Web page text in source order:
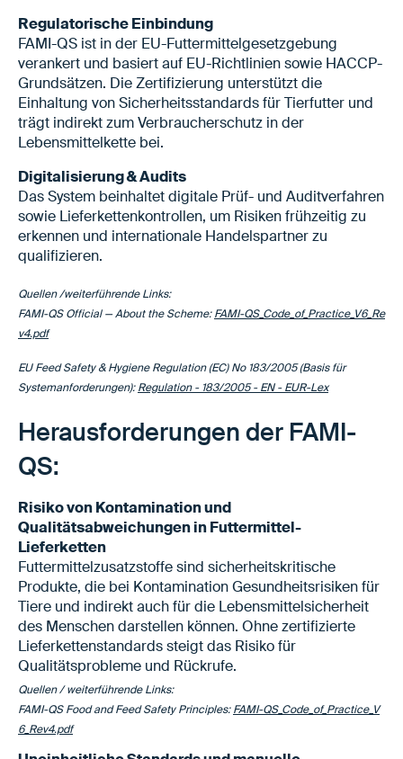
Regulatorische Einbindung
FAMI-QS ist in der EU-Futtermittelgesetzgebung
verankert und basiert auf EU-Richtlinien sowie HACCP-
Grundsätzen. Die Zertifizierung unterstützt die
Einhaltung von Sicherheitsstandards für Tierfutter und
trägt indirekt zum Verbraucherschutz in der
Lebensmittelkette bei.
Digitalisierung & Audits
Das System beinhaltet digitale Prüf- und Auditverfahren
sowie Lieferkettenkontrollen, um Risiken frühzeitig zu
erkennen und internationale Handelspartner zu
qualifizieren.
Quellen /weiterführende Links:
FAMI-QS Official — About the Scheme:FAMI-QS_Code_of_Practice_V6_Re
v4.pdf
EU Feed Safety & Hygiene Regulation (EC) No 183/2005 (Basis für
Systemanforderungen):Regulation - 183/2005 - EN - EUR-Lex
Herausforderungen der FAMI-
QS:
Risiko von Kontamination und
Qualitätsabweichungen in Futtermittel-
Lieferketten
Futtermittelzusatzstoffe sind sicherheitskritische
Produkte, die bei Kontamination Gesundheitsrisiken für
Tiere und indirekt auch für die Lebensmittelsicherheit
des Menschen darstellen können. Ohne zertifizierte
Lieferkettenstandards steigt das Risiko für
Qualitätsprobleme und Rückrufe.
Quellen / weiterführende Links:
FAMI-QS Food and Feed Safety Principles:FAMI-QS_Code_of_Practice_V
6_Rev4.pdf